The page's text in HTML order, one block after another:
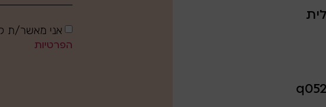
אני מאשר/ת
הפרטיות